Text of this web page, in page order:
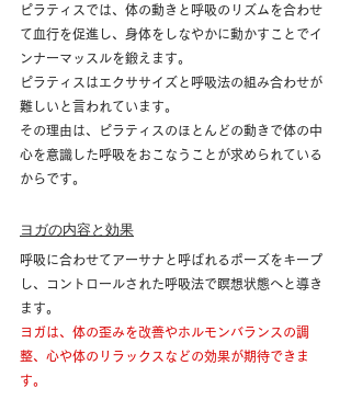
ピラティスでは、体の動きと呼吸のリズムを合わせ
て血行を促進し、身体をしなやかに動かすことでイ
ンナーマッスルを鍛えます。
ピラティスはエクササイズと呼吸法の組み合わせが
難しいと言われています。
その理由は、ピラティスのほとんどの動きで体の中
心を意識した呼吸をおこなうことが求められている
からです。
ヨガの内容と効果
呼吸に合わせてアーサナと呼ばれるポーズをキープ
し、コントロールされた呼吸法で瞑想状態へと導き
ます。
ヨガは、体の歪みを改善やホルモンバランスの調
整、心や体のリラックスなどの効果が期待できま
す。